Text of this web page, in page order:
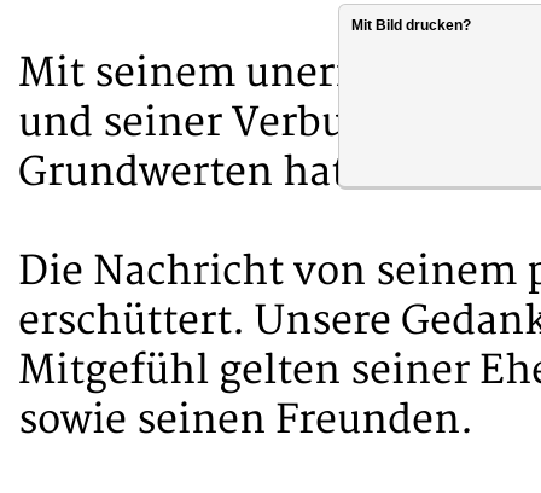
Mit seinem
und seiner Verbundenheit
Grundwerten hat er
Die Nachricht von seinem
erschüttert. Unsere
Mitgefühl gelten seiner
sowie seinen Freunden.
Mit Bild drucken?